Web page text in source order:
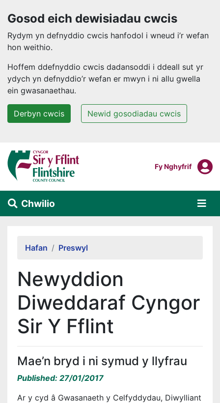
Gosod eich dewisiadau cwcis
Rydym yn defnyddio cwcis hanfodol i wneud i’r wefan
hon weithio.
Hoffem ddefnyddio cwcis dadansoddi i ddeall sut yr
ydych yn defnyddio’r wefan er mwyn i ni allu gwella
ein gwasanaethau.
Derbyn cwcis Newid gosodiadau cwcis
Neidio i'r prif gynnwys
Mewngofnodi I
Fy Nghyfrif
Chwilio
Hafan Preswyl
Newyddion
Diweddaraf Cyngor
Sir Y Fflint
Mae’n bryd i ni symud y llyfrau
Published: 27/01/2017
Ar y cyd â Gwasanaeth y Celfyddydau, Diwylliant